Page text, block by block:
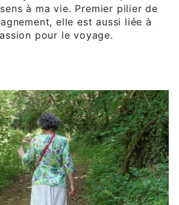
à ma vie. Premier pilier de
elle est aussi liée à
pour le voyage.